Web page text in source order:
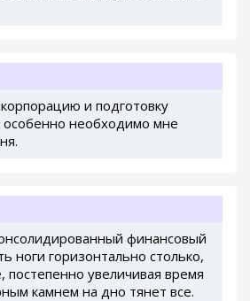
и подготовку
особенно необходимо мне
финансовый
ноги горизонтально столько,
постепенно увеличивая время
камнем на дно тянет все.